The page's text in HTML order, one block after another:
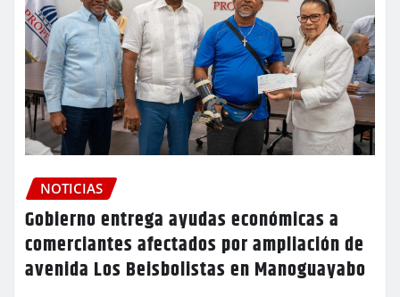
NOTICIAS
Gobierno entrega ayudas económicas a
comerciantes afectados por ampliación de
avenida Los Beisbolistas en Manoguayabo